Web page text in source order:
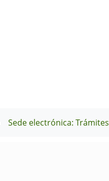
Sede electrónica: Trámites